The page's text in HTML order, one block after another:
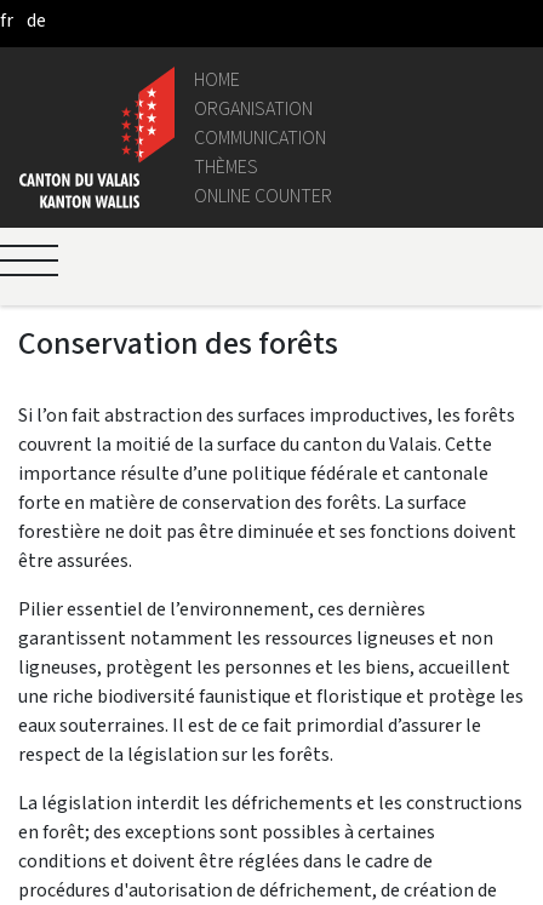
Skip to Main Content
fr de
HOME
ORGANISATION
COMMUNICATION
THÈMES
ONLINE COUNTER
Conservation des forêts
Si l’on fait abstraction des surfaces improductives, les forêts
couvrent la moitié de la surface du canton du Valais. Cette
importance résulte d’une politique fédérale et cantonale
forte en matière de conservation des forêts. La surface
forestière ne doit pas être diminuée et ses fonctions doivent
être assurées.
Pilier essentiel de l’environnement, ces dernières
garantissent notamment les ressources ligneuses et non
ligneuses, protègent les personnes et les biens, accueillent
une riche biodiversité faunistique et floristique et protège les
eaux souterraines. Il est de ce fait primordial d’assurer le
respect de la législation sur les forêts.
La législation interdit les défrichements et les constructions
en forêt; des exceptions sont possibles à certaines
conditions et doivent être réglées dans le cadre de
procédures d'autorisation de défrichement, de création de